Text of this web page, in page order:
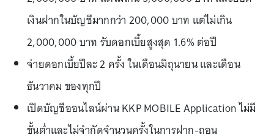
เงินฝากในบัญชีมากกว่า 200,000 บาท แต่ไม่เกิน
2,000,000 บาท รับดอกเบี้ยสูงสุด 1.6% ต่อปี
จ่ายดอกเบี้ยปีละ 2 ครั้ง ในเดือนมิถุนายน และเดือน
ธันวาคม ของทุกปี
เปิดบัญชีออนไลน์ผ่าน KKP MOBILE Application ไม่มี
ขั้นต่ำและไม่จำกัดจำนวนครั้งในการฝาก-ถอน